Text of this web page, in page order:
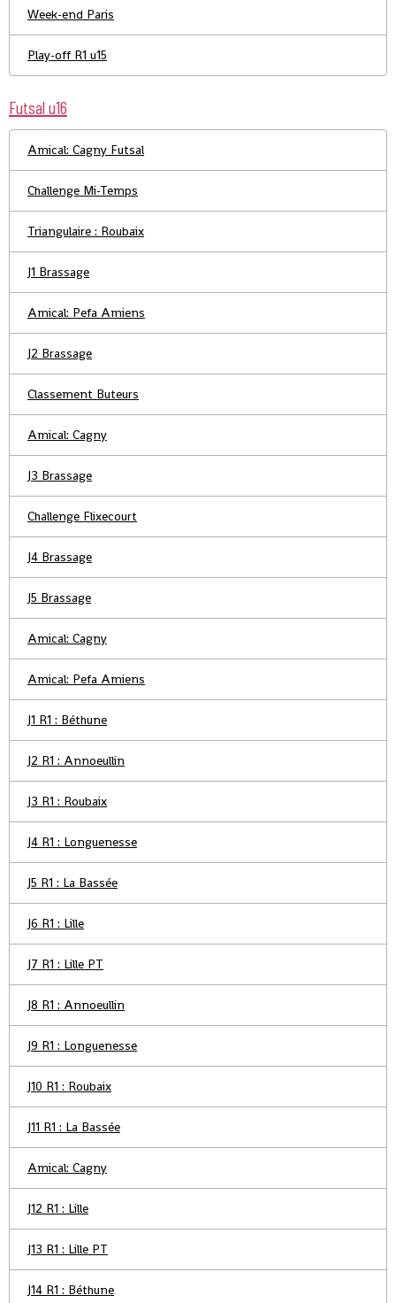
Week-end Paris
Play-off R1 u15
Futsal u16
Amical: Cagny Futsal
Challenge Mi-Temps
Triangulaire : Roubaix
J1 Brassage
Amical: Pefa Amiens
J2 Brassage
Classement Buteurs
Amical: Cagny
J3 Brassage
Challenge Flixecourt
J4 Brassage
J5 Brassage
Amical: Cagny
Amical: Pefa Amiens
J1 R1 : Béthune
J2 R1 : Annoeullin
J3 R1 : Roubaix
J4 R1 : Longuenesse
J5 R1 : La Bassée
J6 R1 : Lille
J7 R1 : Lille PT
J8 R1 : Annoeullin
J9 R1 : Longuenesse
J10 R1 : Roubaix
J11 R1 : La Bassée
Amical: Cagny
J12 R1 : Lille
J13 R1 : Lille PT
J14 R1 : Béthune